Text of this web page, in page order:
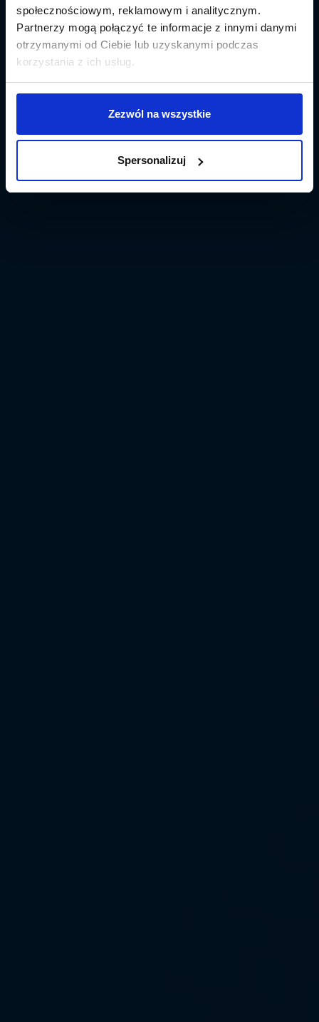
społecznościowym, reklamowym i analitycznym.
Partnerzy mogą połączyć te informacje z innymi danymi
otrzymanymi od Ciebie lub uzyskanymi podczas
korzystania z ich usług.
Zezwól na wszystkie
Spersonalizuj